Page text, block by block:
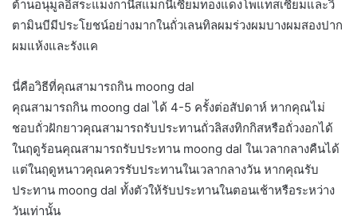
ต้านอนุมูลอิสระแมงกานีสแมกนีเซียมทองแดงโพแทสเซียมและวิ
ตามินบีมีประโยชน์อย่างมากในถั่วเลนทิลผมร่วงผมบางผมสองปาก
ผมแห้งและรังแค
นี่คือวิธีที่คุณสามารถกิน moong dal
คุณสามารถกิน moong dal ได้ 4-5 ครั้งต่อสัปดาห์ หากคุณไม่
ชอบถั่วฝักยาวคุณสามารถรับประทานถั่วลิสงทิกกิสหรือถั่วงอกได้
ในฤดูร้อนคุณสามารถรับประทาน moong dal ในเวลากลางคืนได้
แต่ในฤดูหนาวคุณควรรับประทานในเวลากลางวัน หากคุณรับ
ประทาน moong dal ทั้งตัวให้รับประทานในตอนเช้าหรือระหว่าง
วันเท่านั้น